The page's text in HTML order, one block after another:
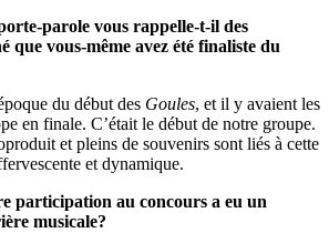
parole vous rappelle-t-il des
que vous-même avez été finaliste du
du début des Goules, et il y avaient les
en finale. C’était le début de notre groupe.
et pleins de souvenirs sont liés à cette
et dynamique.
participation au concours a eu un
musicale?